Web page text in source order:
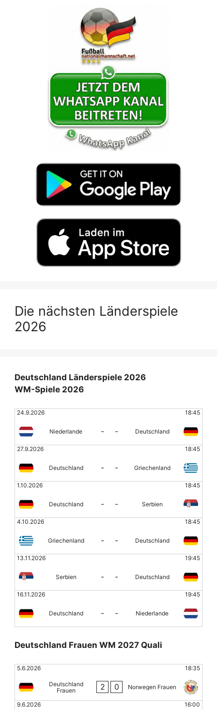
Die nächsten Länderspiele
2026
Deutschland Länderspiele 2026
WM-Spiele 2026
24.9.2026 18:45
Niederlande - - Deutschland
27.9.2026 18:45
Deutschland - - Griechenland
1.10.2026 18:45
Deutschland - - Serbien
4.10.2026 18:45
Griechenland - - Deutschland
13.11.2026 19:45
Serbien - - Deutschland
16.11.2026 19:45
Deutschland - - Niederlande
Deutschland Frauen WM 2027 Quali
5.6.2026 18:35
Deutschland
Frauen
2 0 Norwegen Frauen
9.6.2026 16:00